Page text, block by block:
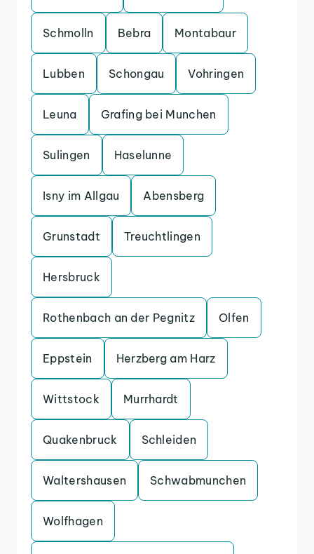
Schmolln Bebra Montabaur
Lubben Schongau Vohringen
Leuna Grafing bei Munchen
Sulingen Haselunne
Isny im Allgau Abensberg
Grunstadt Treuchtlingen
Hersbruck
Rothenbach an der Pegnitz Olfen
Eppstein Herzberg am Harz
Wittstock Murrhardt
Quakenbruck Schleiden
Waltershausen Schwabmunchen
Wolfhagen